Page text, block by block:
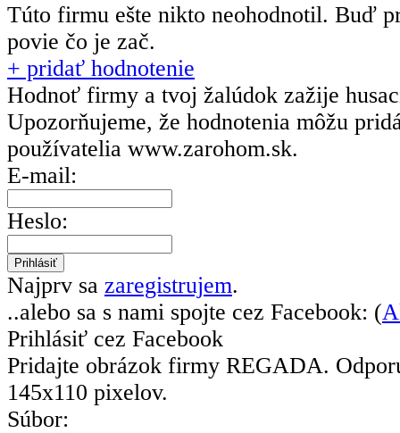
Túto firmu ešte nikto neohodnotil. Buď
povie čo je zač.
+ pridať hodnotenie
Hodnoť firmy a tvoj žalúdok zažije
Upozorňujeme, že hodnotenia môžu
používatelia www.zarohom.sk.
E-mail:
Heslo:
Najprv sa zaregistrujem.
..alebo sa s nami spojte cez Facebook: (
Prihlásiť cez Facebook
Pridajte obrázok firmy REGADA.
145x110 pixelov.
Súbor: